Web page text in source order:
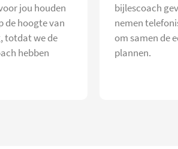
jou houden
de hoogte van
totdat we de
hebben
bijlescoach
nemen
om samen de
plannen.